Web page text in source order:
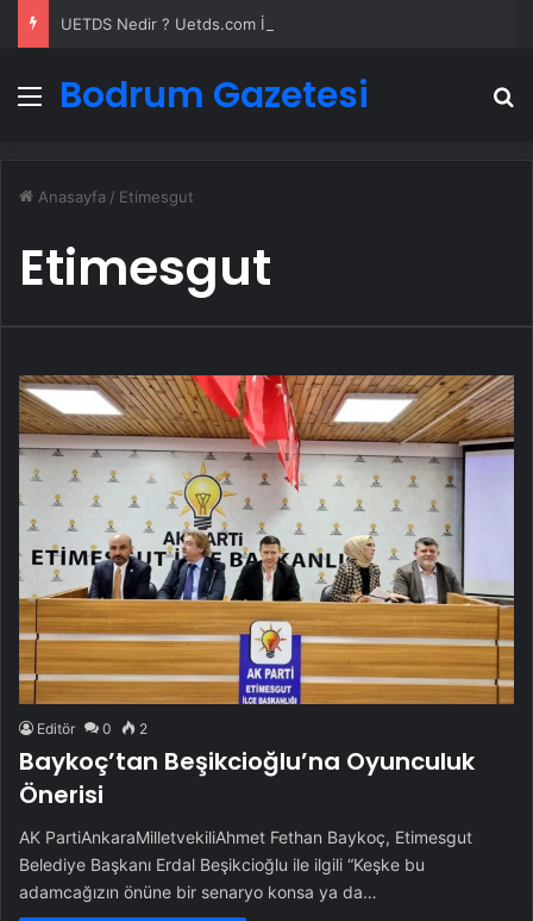
Menü
Bodrum Gazetesi
Anasayfa / Etimesgut
Etimesgut
Editör 0 2
Baykoç’tan Beşikcioğlu’na Oyunculuk
Önerisi
AK PartiAnkaraMilletvekiliAhmet Fethan Baykoç, Etimesgut
Belediye Başkanı Erdal Beşikcioğlu ile ilgili “Keşke bu
adamcağızın önüne bir senaryo konsa ya da…